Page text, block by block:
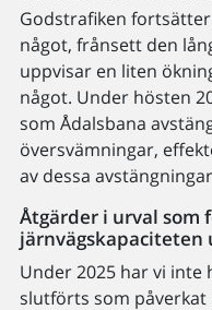
Godstrafiken
något, frånsett den
uppvisar en liten
något. Under hösten
som Ådalsbana
översvämningar,
av dessa
Åtgärder i urval som
järnvägskapaciteten
Under 2025 har vi
slutförts som